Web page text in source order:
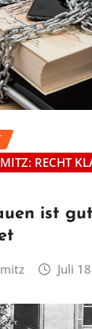
RECHT
ist
Juli